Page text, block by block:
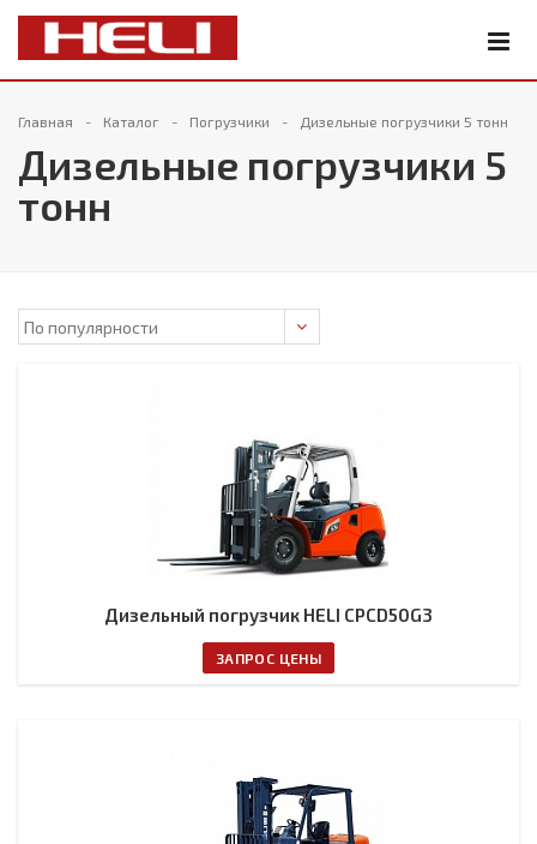
Главная Каталог Погрузчики Дизельные погрузчики 5 тонн
Дизельные погрузчики 5
тонн
Дизельный погрузчик HELI CPCD50G3
ЗАПРОС ЦЕНЫ